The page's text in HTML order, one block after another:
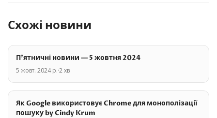
Схожі новини
П'ятничні новини — 5 жовтня 2024
5 жовт. 2024 р.·2хв
Як Google використовує Chrome для монополізації
пошуку by Cindy Krum